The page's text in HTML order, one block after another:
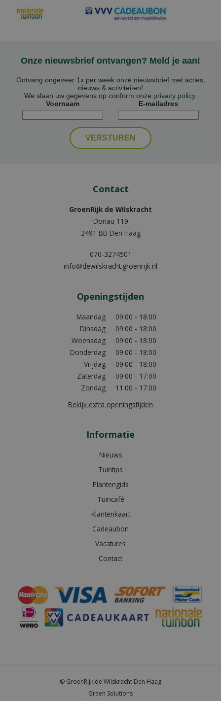
Onze nieuwsbrief ontvangen? Meld je aan!
Ontvang ongeveer 1x per week onze nieuwsbrief met acties,
nieuws & activiteiten!
We slaan uw gegevens op conform onze privacy policy.
Voornaam
E-mailadres
Contact
GroenRijk de Wilskracht
Donau 119
2491 BB Den Haag
070-3274501
info@dewilskracht.groenrijk.nl
Openingstijden
Maandag
09:00 - 18:00
Dinsdag
09:00 - 18:00
Woensdag
09:00 - 18:00
Donderdag
09:00 - 18:00
Vrijdag
09:00 - 18:00
Zaterdag
09:00 - 17:00
Zondag
11:00 - 17:00
Bekijk extra openingstijden
Informatie
Nieuws
Tuintips
Plantengids
Tuincafé
Klantenkaart
Cadeaubon
Vacatures
Contact
© GroenRijk de Wilskracht Den Haag
Green Solutions